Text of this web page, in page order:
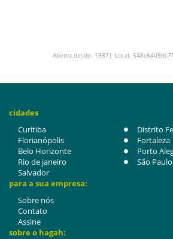
Aberto desde: 1987| Local:
cidades
Curitiba
Distrito
Florianópolis
Fortaleza
Belo Horizonte
Porto
Rio de janeiro
São Paulo
Salvador
para a sua empresa:
Sobre nós
Contato
Assine
sobre o hagah: